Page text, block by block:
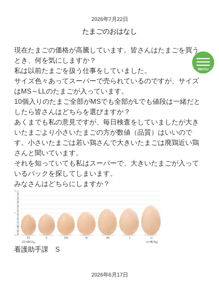
投
稿
2026年7月22日
たまごのおはなし
現在たまごの価格が高騰しています。皆さんはたまごを買う
とき、何を気にしますか？
私は以前たまごを扱う仕事をしていました。
サイズ色々あってスーパーで売られているのですが、サイズ
はMS～LLのたまごが入っています。
10個入りのたまご全部がMSでも全部がLでも値段は一緒だと
したら皆さんはどちらを選びますか？
あくまでも私の意見ですが、毎日検査をしていましたが大き
いたまごより小さいたまごの方が数値（品質）はいいので
す。小さいたまごは若い鶏さんで大きいたまごは廃鶏近い鶏
さんと聞いています。
それを知っていても私はスーパーで、大きいたまごが入って
いるパックを探してしまいます。
みなさんはどちらにしますか？
看護助手課 S
投
2026年6月17日